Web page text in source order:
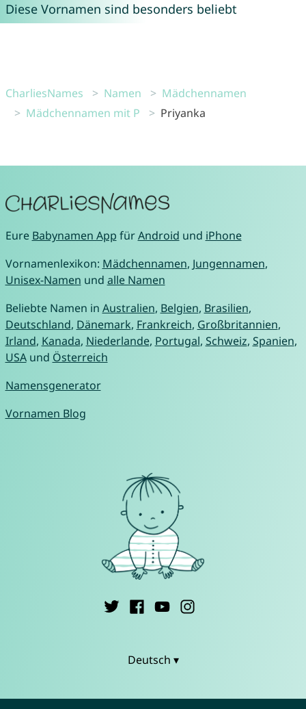
Diese Vornamen sind besonders beliebt
CharliesNames Namen
Mädchennamen
Mädchennamen mit P
Priyanka
Eure Babynamen App fürAndroid und iPhone
Vornamenlexikon: Mädchennamen, Jungennamen,
Unisex-Namen und alle Namen
Beliebte Namen in Australien, Belgien, Brasilien,
Deutschland, Dänemark, Frankreich, Großbritannien,
Irland, Kanada, Niederlande, Portugal, Schweiz, Spanien,
USAund Österreich
Namensgenerator
Vornamen Blog
Deutsch ▾